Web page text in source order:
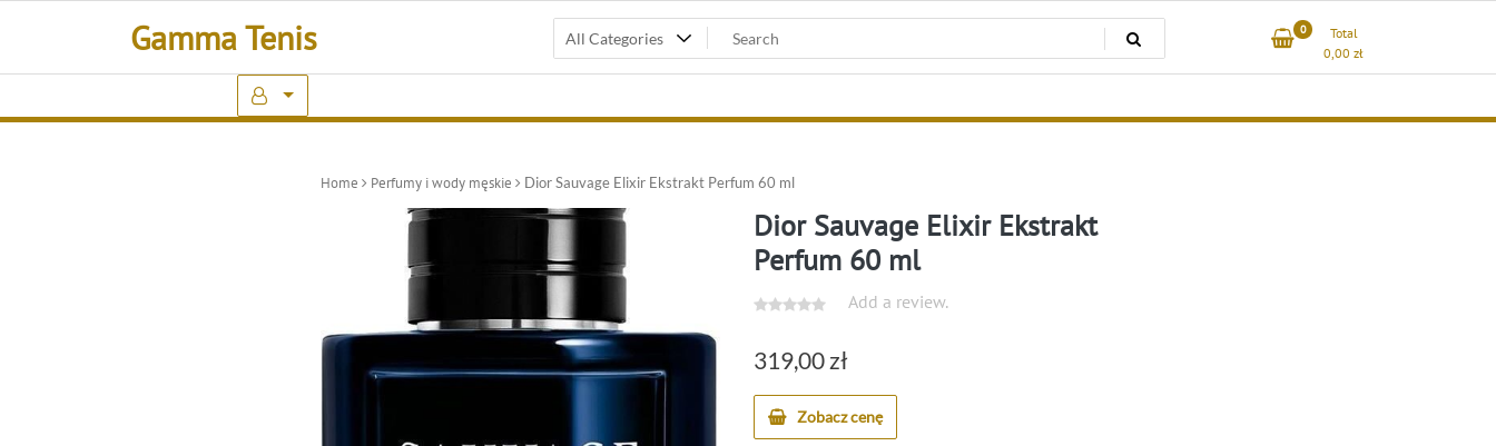
Gamma Tenis 0
Total
0,00 zł
Home Perfumy i wody męskie Dior Sauvage Elixir Ekstrakt Perfum 60 ml
Dior Sauvage Elixir Ekstrakt
Perfum 60 ml
Add a review.
319,00 zł
Zobacz cenę